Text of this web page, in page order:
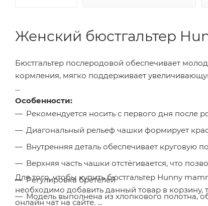
Женский бюстгальтер
Бюстгальтер послеродовой обеспечивает
кормления, мягко поддерживает
Особенности:
Рекомендуется носить с первого дня после
Диагональный рельеф чашки формирует
Внутренняя деталь обеспечивает
Верхняя часть чашки отстёгивается, что
Регулировка бретелей
Модель выполнена из хлопкового полотна,
Для того, чтобы купить бюстгальтер Hunny
необходимо добавить данный товар в
онлайн чат на сайте.